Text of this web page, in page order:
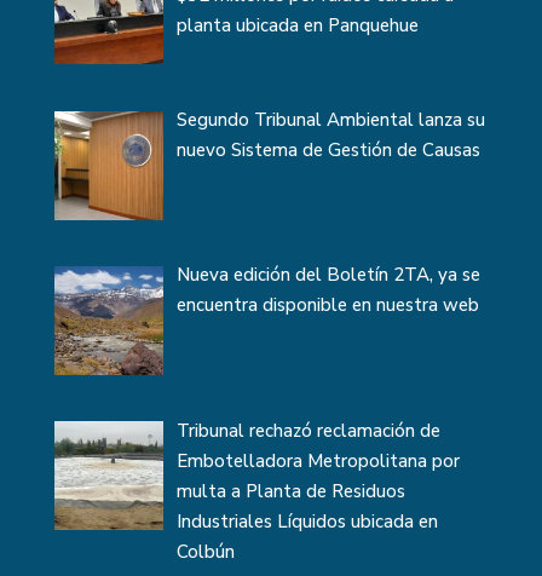
planta ubicada en Panquehue
Segundo Tribunal Ambiental lanza su
nuevo Sistema de Gestión de Causas
Nueva edición del Boletín 2TA, ya se
encuentra disponible en nuestra web
Tribunal rechazó reclamación de
Embotelladora Metropolitana por
multa a Planta de Residuos
Industriales Líquidos ubicada en
Colbún